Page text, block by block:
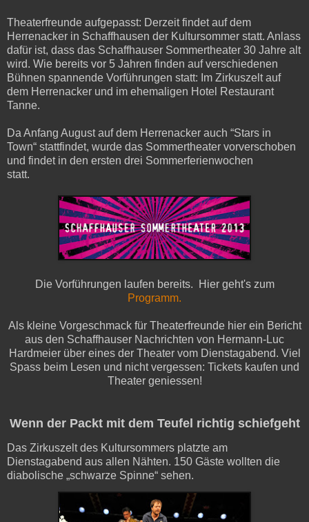
Theaterfreunde aufgepasst: Derzeit findet auf dem
Herrenacker in Schaffhausen der Kultursommer statt. Anlass
dafür ist, dass das Schaffhauser Sommertheater 30 Jahre alt
wird. Wie bereits vor 5 Jahren finden auf verschiedenen
Bühnen spannende Vorführungen statt: Im Zirkuszelt auf
dem Herrenacker und im ehemaligen Hotel Restaurant
Tanne.
Da Anfang August auf dem Herrenacker auch “Stars in
Town“ stattfindet, wurde das Sommertheater vorverschoben
und findet in den ersten drei Sommerferienwochen
statt.
Die Vorführungen laufen bereits. Hier geht's zum
Programm.
Als kleine Vorgeschmack für Theaterfreunde hier ein Bericht
aus den Schaffhauser Nachrichten von Hermann-Luc
Hardmeier über eines der Theater vom Dienstagabend. Viel
Spass beim Lesen und nicht vergessen: Tickets kaufen und
Theater geniessen!
Wenn der Packt mit dem Teufel richtig schiefgeht
Das Zirkuszelt des Kultursommers platzte am
Dienstagabend aus allen Nähten. 150 Gäste wollten die
diabolische „schwarze Spinne“ sehen.